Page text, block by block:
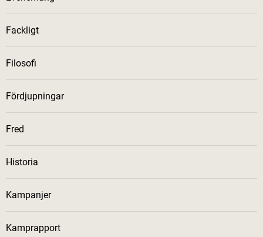
Fackligt
Filosofi
Fördjupningar
Fred
Historia
Kampanjer
Kamprapport